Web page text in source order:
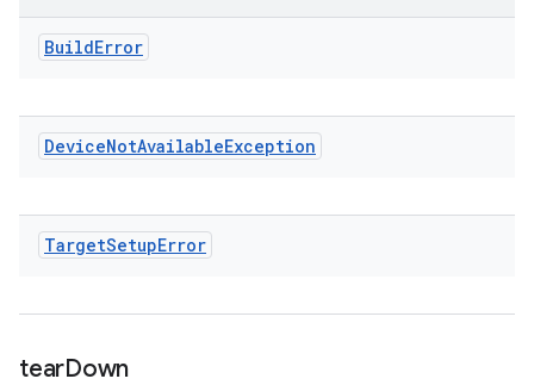
BuildError
DeviceNotAvailableException
TargetSetupError
tearDown